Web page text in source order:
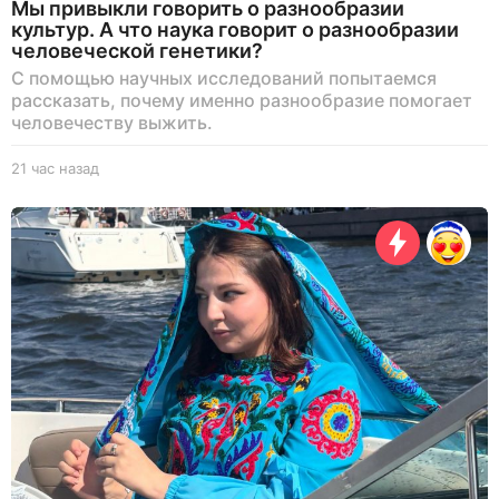
Мы привыкли говорить о разнообразии
культур. А что наука говорит о разнообразии
человеческой генетики?
С помощью научных исследований попытаемся
рассказать, почему именно разнообразие помогает
человечеству выжить.
21 час назад
ч
а
н
а
з
а
д